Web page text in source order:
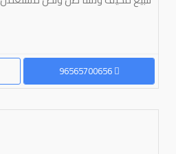
96565700656